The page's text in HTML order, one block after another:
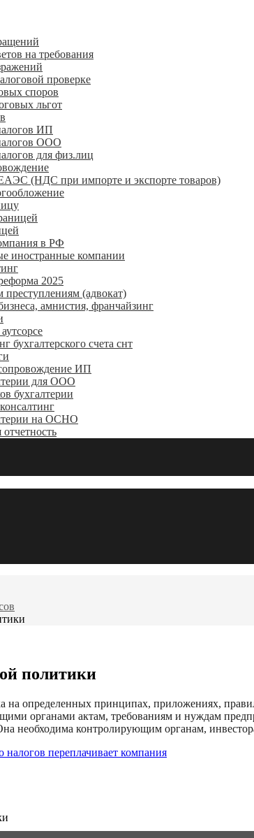
на требования
проверке
споров
льгот
ИП
ООО
для физ.лиц
(НДС при импорте и экспорте товаров)
в РФ
иностранные компании
2025
(адвокат)
амнистия, франчайзинг
бухгалтерского счета снт
ИП
для ООО
бухгалтерии
на ОСНО
отчетность
политики
на определенных принципах, приложениях,
органами актам, требованиям и нуждам
необходима контролирующим органам,
налогов переплачивает компания